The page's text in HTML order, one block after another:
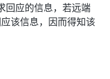
回应的信息，若远端
该信息，因而得知该